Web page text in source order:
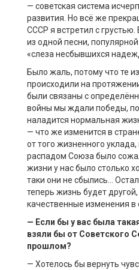
— советская система
развития. Но всё же
СССР я встретил с грустью.
из одной песни,
«слеза несбывшихся
Было жаль, потому что те
происходили на
были связаны с
войны мы ждали победы,
наладится нормальная
— что же изменится в
от того жизненного
распадом Союза было
жизни у нас было столько
таки они не сбылись…
теперь жизнь будет
качественные изменения в
— Если бы у вас была
взяли бы от Советского
прошлом?
— Хотелось бы вернуть